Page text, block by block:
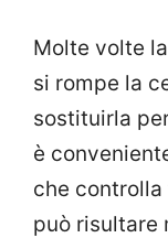
Molte volte
si rompe la
sostituirla
è
che
può risultare